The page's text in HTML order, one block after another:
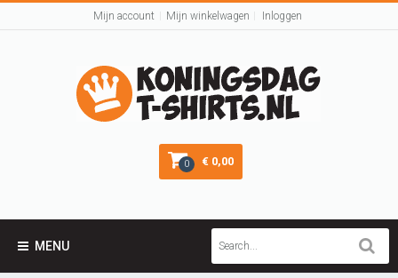
Mijn account Mijn winkelwagen Inloggen
0 € 0,00
MENU